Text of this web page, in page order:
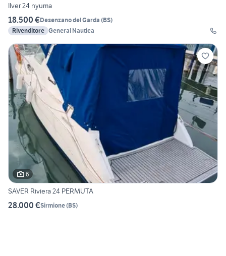
Ilver 24 nyuma
18.500 €Desenzano del Garda (BS)
Rivenditore General Nautica
6
SAVER Riviera 24 PERMUTA
28.000 €Sirmione(BS)